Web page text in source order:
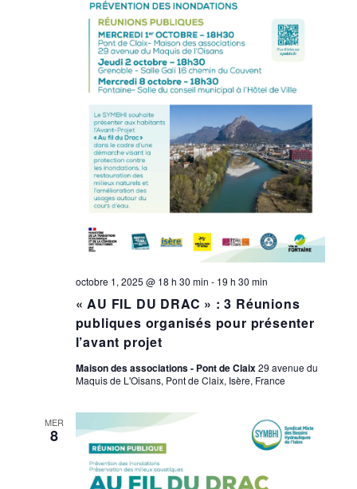
« AU FIL DU DRAC » : 3 Réunions
publiques organisés pour présenter
l’avant projet
octobre 1, 2025 @ 18 h 30 min - 19 h 30 min
Maison des associations - Pont de Claix29 avenue du
Maquis de L'Oisans, Pont de Claix, Isère, France
MER
8